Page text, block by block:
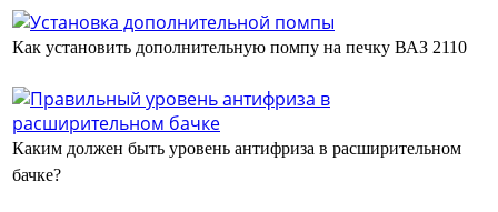
Как установить дополнительную помпу на печку ВАЗ 2110
Каким должен быть уровень антифриза в расширительном
бачке?